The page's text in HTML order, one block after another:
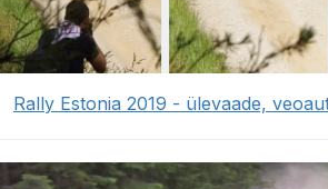
Rally Estonia 2019 - ülevaade,